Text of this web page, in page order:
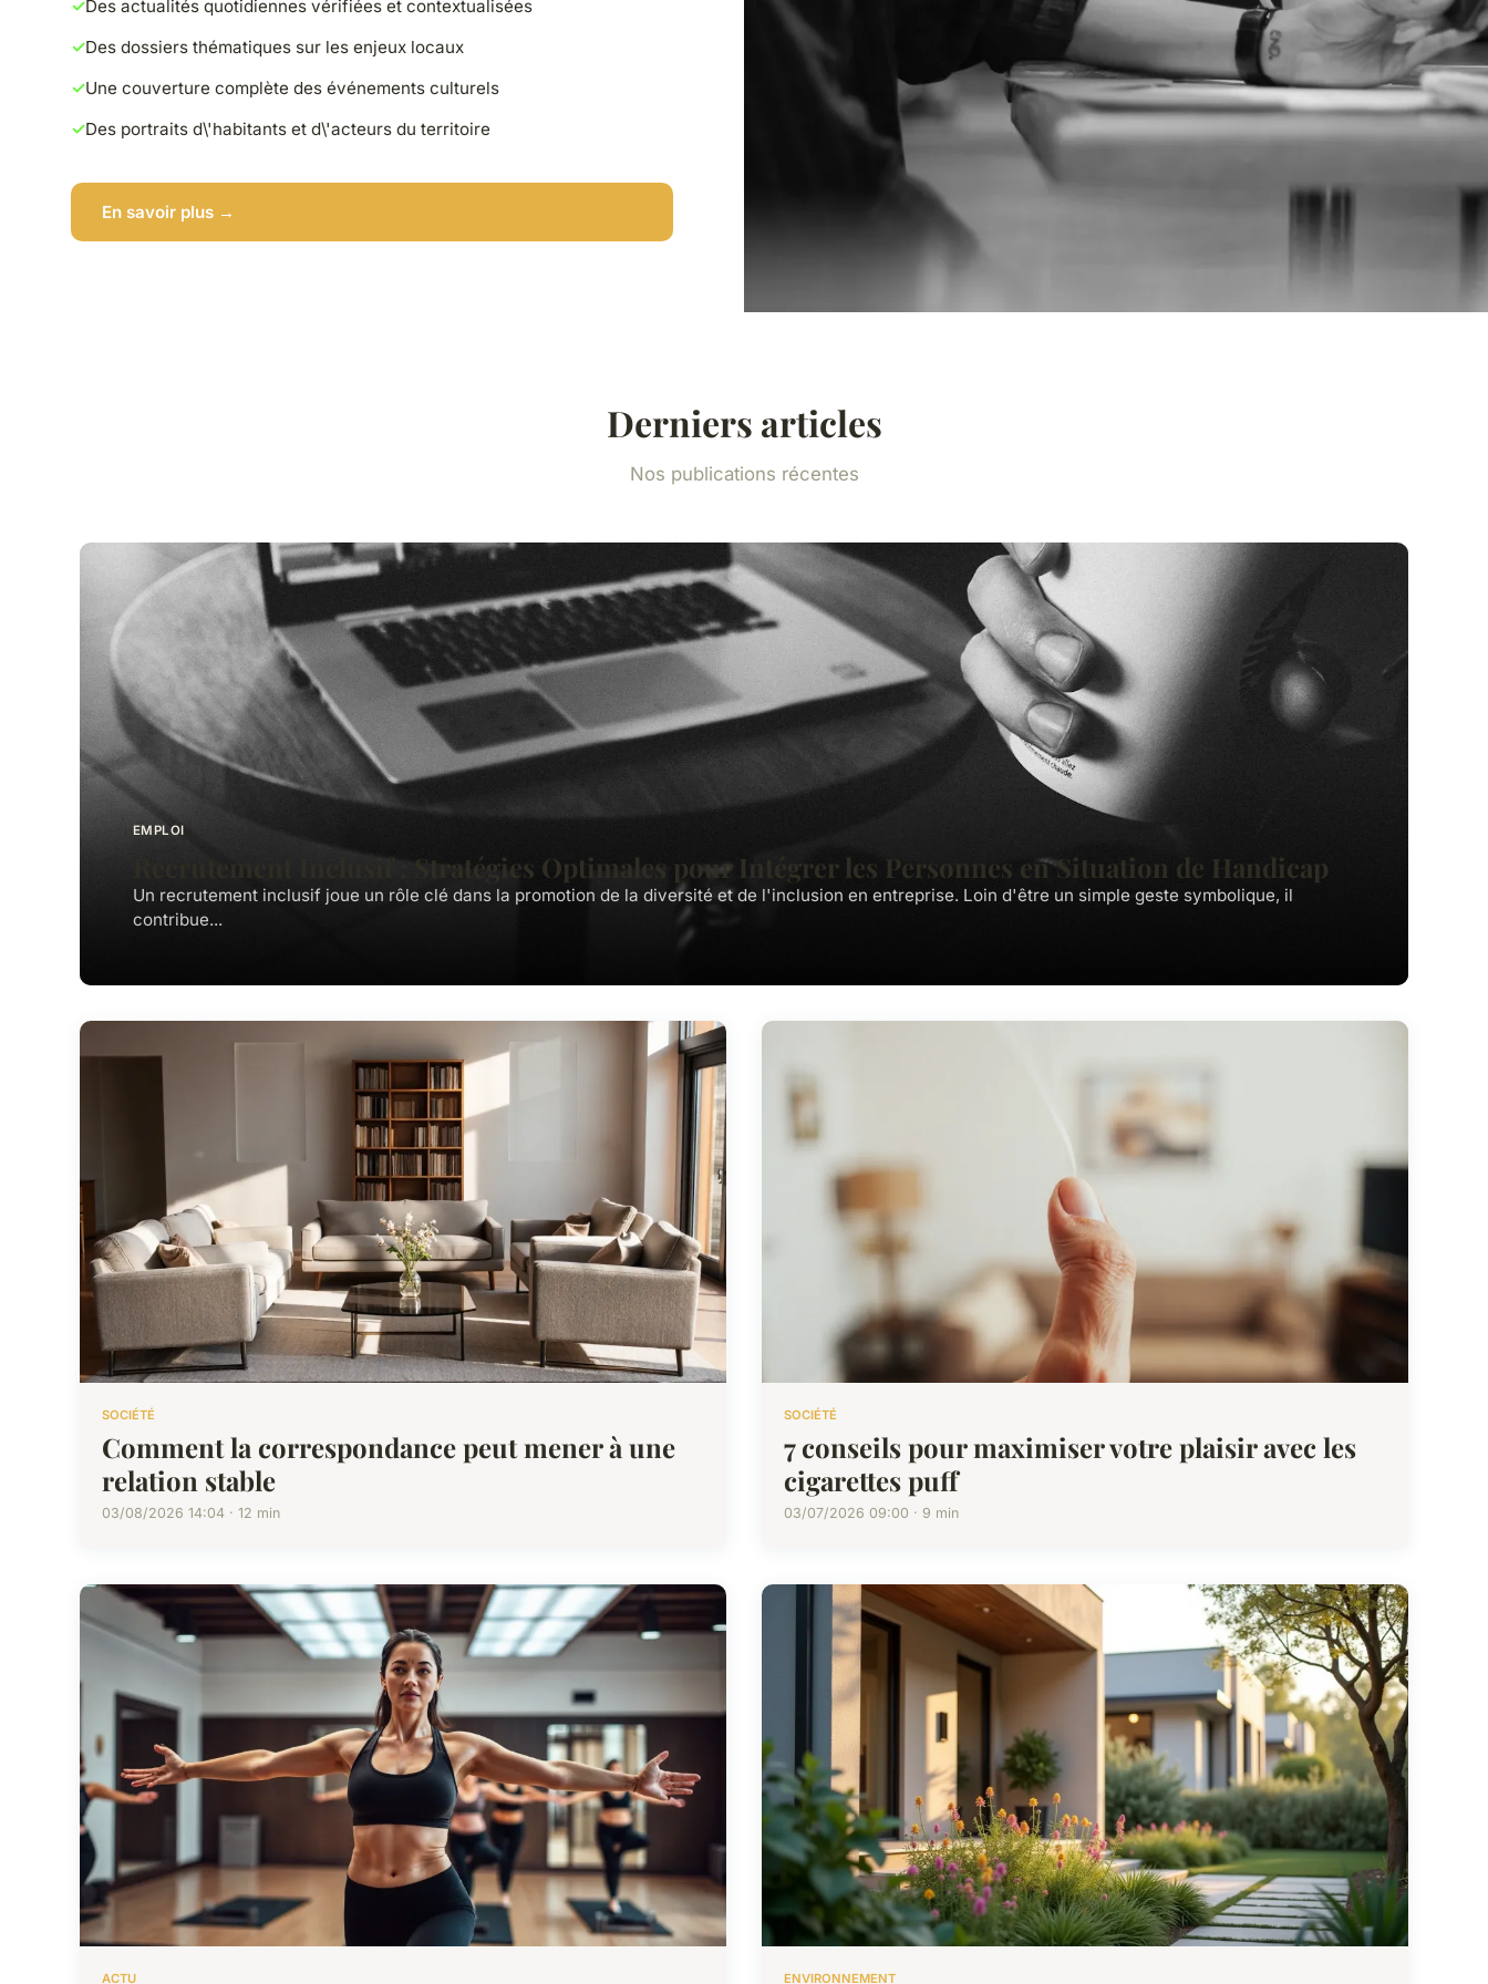
Des actualités quotidiennes vérifiées et contextualisées
Des dossiers thématiques sur les enjeux locaux
Une couverture complète des événements culturels
Des portraits d\'habitants et d\'acteurs du territoire
En savoir plus →
Derniers articles
Nos publications récentes
EMPLOI
Recrutement Inclusif : Stratégies Optimales pour Intégrer les Personnes en Situation de Handicap
Un recrutement inclusif joue un rôle clé dans la promotion de la diversité et de l'inclusion en entreprise. Loin d'être un simple geste symbolique, il
contribue...
SOCIÉTÉ
Comment la correspondance peut mener à une
relation stable
03/08/2026 14:04 · 12 min
SOCIÉTÉ
7 conseils pour maximiser votre plaisir avec les
cigarettes puff
03/07/2026 09:00 · 9 min
ACTU ENVIRONNEMENT